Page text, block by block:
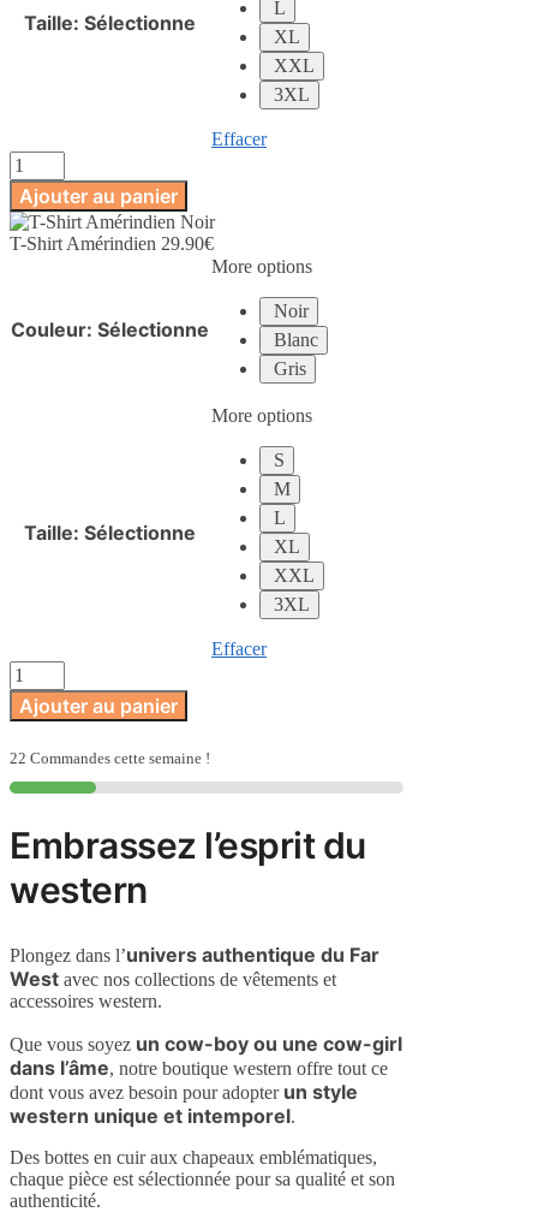
Taille: Sélectionne
L
XL
XXL
3XL
Effacer
quantité
de
T-
Shirt
Amérindien
Ajouter au panier
T-Shirt Amérindien 29.90€
Couleur: Sélectionne
More options
Noir
Blanc
Gris
Taille: Sélectionne
More options
S
M
L
XL
XXL
3XL
Effacer
quantité
de
T-
Amérindien
Ajouter au panier
22 Commandes cette semaine !
Embrassez l’esprit du
western
Plongez dans l’univers authentique du Far
West avec nos collections de vêtements et
accessoires western.
Que vous soyez un cow-boy ou une cow-girl
dans l’âme, notre boutique western offre tout ce
dont vous avez besoin pour adopter un style
western unique et intemporel.
Des bottes en cuir aux chapeaux emblématiques,
chaque pièce est sélectionnée pour sa qualité et son
authenticité.